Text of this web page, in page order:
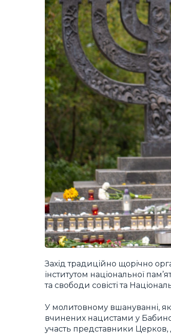
Захід традиційно щорічно
інститутом національної
та свободи совісті та
У молитовному вшануванні,
вчинених нацистами у
участь представники